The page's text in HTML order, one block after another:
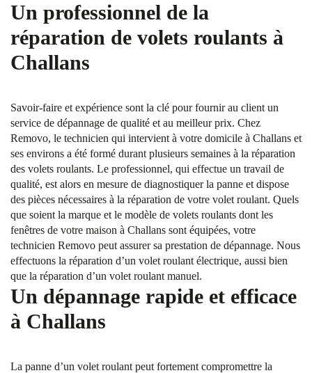
Un professionnel de la
réparation de volets roulants à
Challans
Savoir-faire et expérience sont la clé pour fournir au client un
service de dépannage de qualité et au meilleur prix. Chez
Removo, le technicien qui intervient à votre domicile à Challans et
ses environs a été formé durant plusieurs semaines à la réparation
des volets roulants. Le professionnel, qui effectue un travail de
qualité, est alors en mesure de diagnostiquer la panne et dispose
des pièces nécessaires à la réparation de votre volet roulant. Quels
que soient la marque et le modèle de volets roulants dont les
fenêtres de votre maison à Challans sont équipées, votre
technicien Removo peut assurer sa prestation de dépannage. Nous
effectuons la réparation d’un volet roulant électrique, aussi bien
que la réparation d’un volet roulant manuel.
Un dépannage rapide et efficace
à Challans
La panne d’un volet roulant peut fortement compromettre la